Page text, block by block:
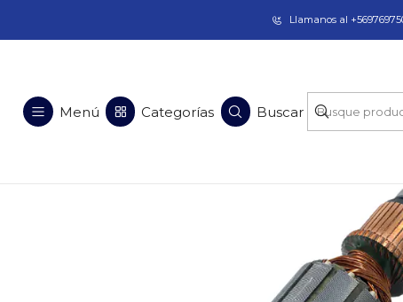
Taladros Magnéticos en Chile | Venta,
Menú Categorías Buscar
Llamanos al